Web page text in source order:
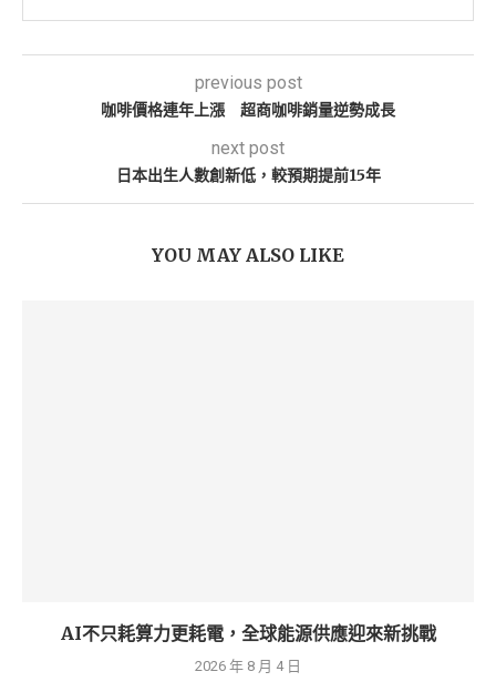
previous post
咖啡價格連年上漲 超商咖啡銷量逆勢成長
next post
日本出生人數創新低，較預期提前15年
YOU MAY ALSO LIKE
AI不只耗算力更耗電，全球能源供應迎來新挑戰
2026 年 8 月 4 日